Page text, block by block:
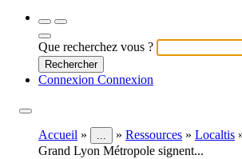
Rechercher
Rechercher
Close Search Window
Que recherchez vous ?
Rechercher
Connexion Connexion
Directions régionales
Contact
Accessibilité
Accueil ... Ressources Localtis
Grand Lyon Métropole signent...